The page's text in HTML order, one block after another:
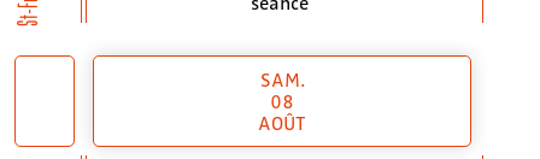
SAM.
08
AOÛT